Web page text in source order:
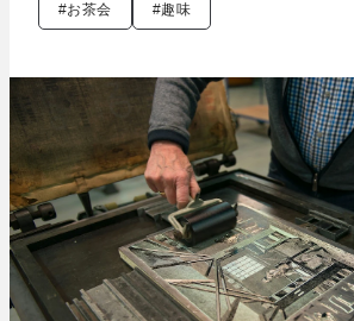
#お茶会 #趣味